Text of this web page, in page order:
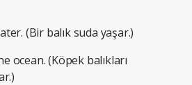
(Bir balık suda yaşar.)
ocean. (Köpek balıkları